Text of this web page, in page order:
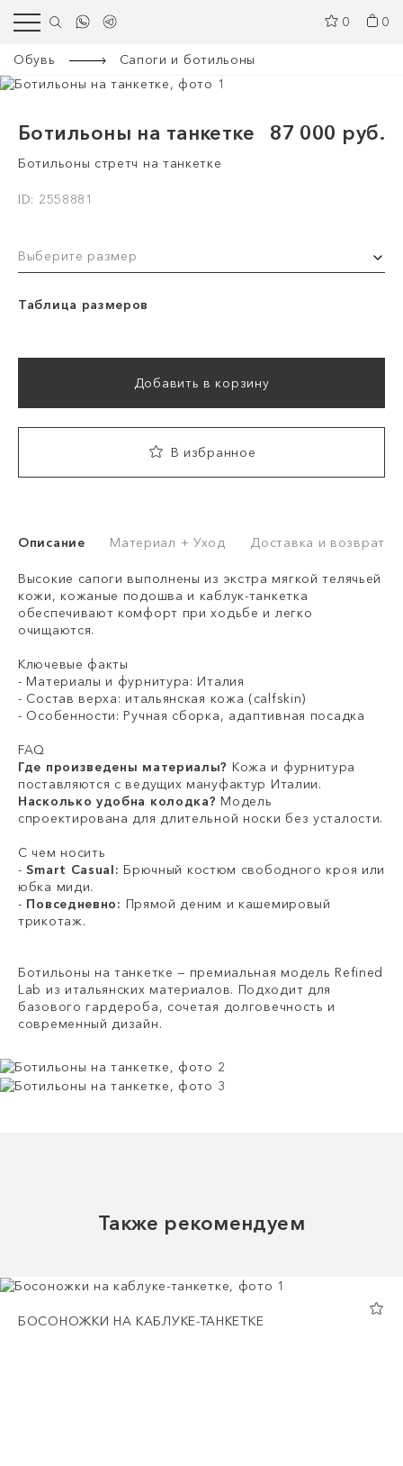
0 0
Обувь Сапоги и ботильоны
Ботильоны на танкетке 87 000 руб.
Ботильоны стретч на танкетке
ID: 2558881
Выберите размер
Таблица размеров
Добавить в корзину
В избранное
Описание Материал + Уход Доставка и возврат
Высокие сапоги выполнены из экстра мягкой телячьей
кожи, кожаные подошва и каблук-танкетка
обеспечивают комфорт при ходьбе и легко
очищаются.
Ключевые факты
- Материалы и фурнитура: Италия
- Состав верха: итальянская кожа (calfskin)
- Особенности: Ручная сборка, адаптивная посадка
FAQ
Где произведены материалы? Кожа и фурнитура
поставляются с ведущих мануфактур Италии.
Насколько удобна колодка? Модель
спроектирована для длительной носки без усталости.
С чем носить
-Smart Casual: Брючный костюм свободного кроя или
юбка миди.
- Повседневно: Прямой деним и кашемировый
трикотаж.
Ботильоны на танкетке — премиальная модель Refined
Lab из итальянских материалов. Подходит для
базового гардероба, сочетая долговечность и
современный дизайн.
Также рекомендуем
БОСОНОЖКИ НА КАБЛУКЕ-ТАНКЕТКЕ